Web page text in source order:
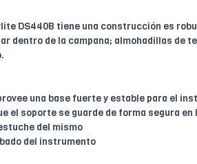
DS440B tiene una construcción es
dentro de la campana; almohadillas de
una base fuerte y estable para el
el soporte se guarde de forma segura en
del mismo
del instrumento